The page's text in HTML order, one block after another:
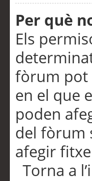
Per què
Els
fòrum pot
en el que
poden
del fòrum
afegir
Torna a